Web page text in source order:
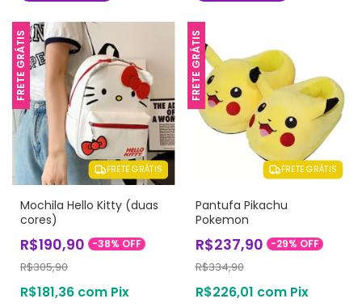
FRETE GRÁTIS
FRETE GRÁTIS
Mochila Hello Kitty (duas
cores)
R$190,90 -38% OFF
R$305,90
R$181,36 com Pix
FRETE GRÁTIS
FRETE GRÁTIS
Pantufa Pikachu
Pokemon
R$237,90 -29% OFF
R$334,90
R$226,01 com Pix